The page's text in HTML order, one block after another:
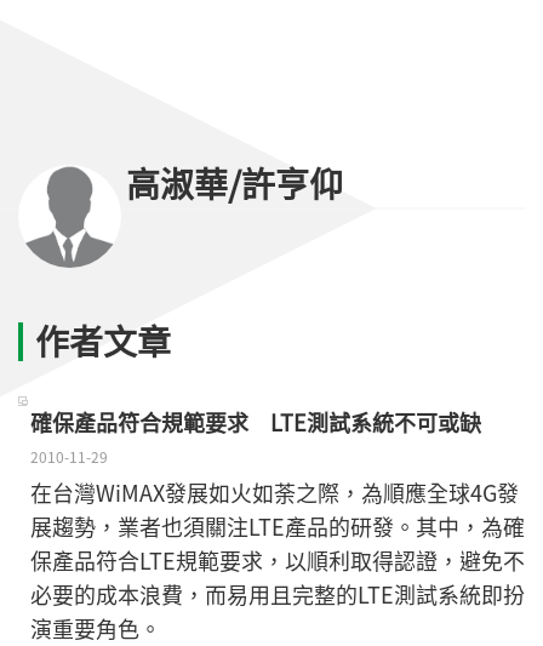
高淑華/許亨仰
作者文章
確保產品符合規範要求 LTE測試系統不可或缺
2010-11-29
在台灣WiMAX發展如火如荼之際，為順應全球4G發
展趨勢，業者也須關注LTE產品的研發。其中，為確
保產品符合LTE規範要求，以順利取得認證，避免不
必要的成本浪費，而易用且完整的LTE測試系統即扮
演重要角色。